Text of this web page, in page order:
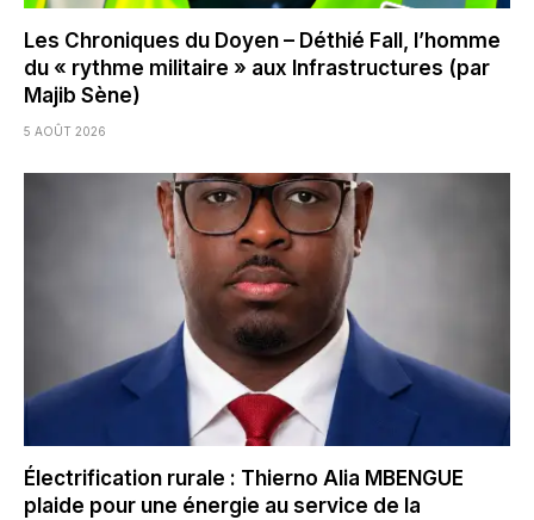
Les Chroniques du Doyen – Déthié Fall, l’homme
du « rythme militaire » aux Infrastructures (par
Majib Sène)
5 AOÛT 2026
Électrification rurale : Thierno Alia MBENGUE
plaide pour une énergie au service de la